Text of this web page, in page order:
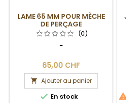
LAME 65 MM POUR MÈCHE
DE PERÇAGE
(0)
-
65,00 CHF
 Ajouter au panier
 En stock